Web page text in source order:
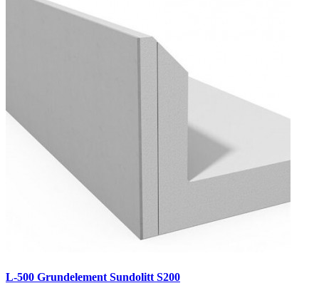
L-500 Grundelement Sundolitt S200